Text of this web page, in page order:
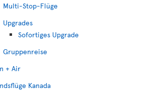
Multi-Stop-Flüge
Upgrades
Sofortiges Upgrade
Gruppenreise
+ Air
Kanada